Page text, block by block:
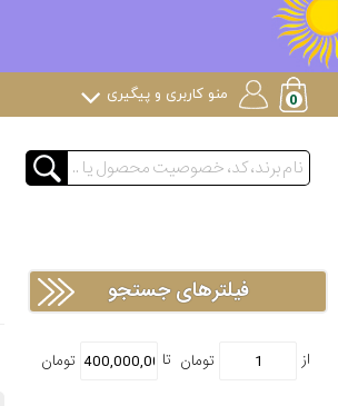
منو کاربری و پیگیری
فیلترهای جستجو